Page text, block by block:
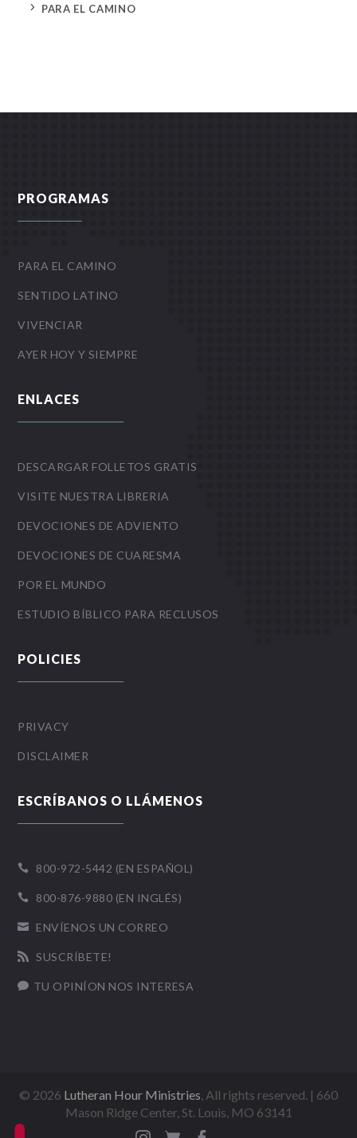
5 PARA EL CAMINO
PROGRAMAS
PARA EL CAMINO
SENTIDO LATINO
VIVENCIAR
AYER HOY Y SIEMPRE
ENLACES
DESCARGAR FOLLETOS GRATIS
VISITE NUESTRA LIBRERIA
DEVOCIONES DE ADVIENTO
DEVOCIONES DE CUARESMA
POR EL MUNDO
ESTUDIO BÍBLICO PARA RECLUSOS
POLICIES
PRIVACY
DISCLAIMER
ESCRÍBANOS O LLÁMENOS
 800-972-5442 (EN ESPAÑOL)
 800-876-9880 (EN INGLÉS)
 ENVÍENOS UN CORREO
 SUSCRÍBETE!
 TU OPINÍON NOS INTERESA
© 2026 Lutheran Hour Ministries, All rights reserved. | 660
Mason Ridge Center, St. Louis, MO 63141